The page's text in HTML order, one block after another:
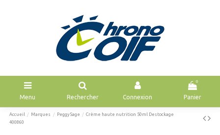
Menu Rechercher Connexion
0
Panier
Accueil Marques Peggy Sage
Crème haute nutrition 50ml Destockage
400860